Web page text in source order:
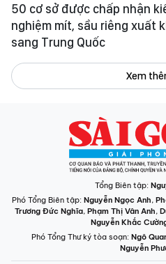
50 cơ sở được chấp nhận
nghiệm mít, sầu riêng xuất
sang Trung Quốc
Xem
Tổng Biên tập:
Phó Tổng Biên tập: Nguyễn Ngọc Anh,
Trương Đức Nghĩa, Phạm Thị Vân Anh,
Nguyễn Khắc
Phó Tổng Thư ký tòa soạn: Ngô
Nguyễn